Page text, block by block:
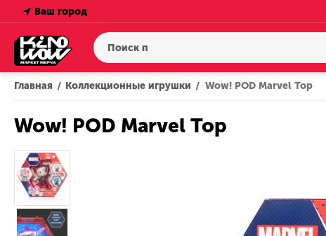
Ваш город
Главная / Коллекционные игрушки / Wow! POD Marvel Тор
Wow! POD Marvel Тор